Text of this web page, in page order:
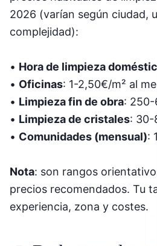
2026 (varían según ciudad,
complejidad):
• Hora de limpieza
• Oficinas: 1-2,50€/m² al
• Limpieza fin de obra:
• Limpieza de cristales: 30-
• Comunidades (mensual):
Nota: son rangos
precios recomendados. Tu
experiencia, zona y costes.